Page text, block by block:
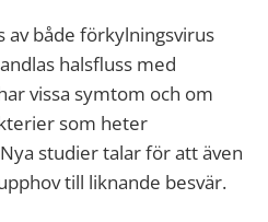
av både förkylningsvirus
halsfluss med
vissa symtom och om
som heter
studier talar för att även
till liknande besvär.